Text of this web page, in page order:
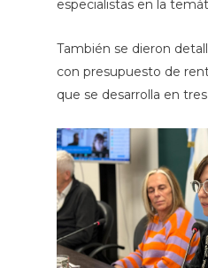
especialistas en la
También se dieron
con presupuesto de
que se desarrolla en